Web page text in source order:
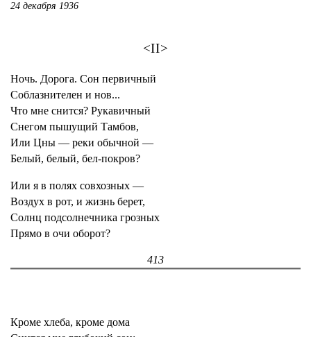
24 декабря 1936
<II>
Ночь. Дорога. Сон первичный
Соблазнителен и нов...
Что мне снится? Рукавичный
Снегом пышущий Тамбов,
Или Цны — реки обычной —
Белый, белый, бел-покров?
Или я в полях совхозных —
Воздух в рот, и жизнь берет,
Солнц подсолнечника грозных
Прямо в очи оборот?
413
Кроме хлеба, кроме дома